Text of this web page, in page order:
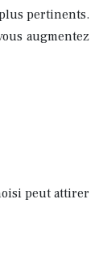
pertinents.
augmentez
peut attirer